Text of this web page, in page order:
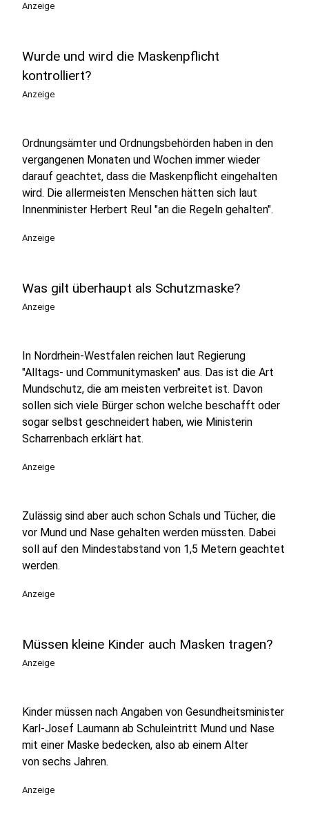
Anzeige
Wurde und wird die Maskenpflicht
kontrolliert?
Anzeige
Ordnungsämter und Ordnungsbehörden haben in den
vergangenen Monaten und Wochen immer wieder
darauf geachtet, dass die Maskenpflicht eingehalten
wird. Die allermeisten Menschen hätten sich laut
Innenminister Herbert Reul "an die Regeln gehalten".
Anzeige
Was gilt überhaupt als Schutzmaske?
Anzeige
In Nordrhein-Westfalen reichen laut Regierung
"Alltags- und Communitymasken" aus. Das ist die Art
Mundschutz, die am meisten verbreitet ist. Davon
sollen sich viele Bürger schon welche beschafft oder
sogar selbst geschneidert haben, wie Ministerin
Scharrenbach erklärt hat.
Anzeige
Zulässig sind aber auch schon Schals und Tücher, die
vor Mund und Nase gehalten werden müssten. Dabei
soll auf den Mindestabstand von 1,5 Metern geachtet
werden.
Anzeige
Müssen kleine Kinder auch Masken tragen?
Anzeige
Kinder müssen nach Angaben von Gesundheitsminister
Karl-Josef Laumann ab Schuleintritt Mund und Nase
mit einer Maske bedecken, also ab einem Alter
von sechs Jahren.
Anzeige